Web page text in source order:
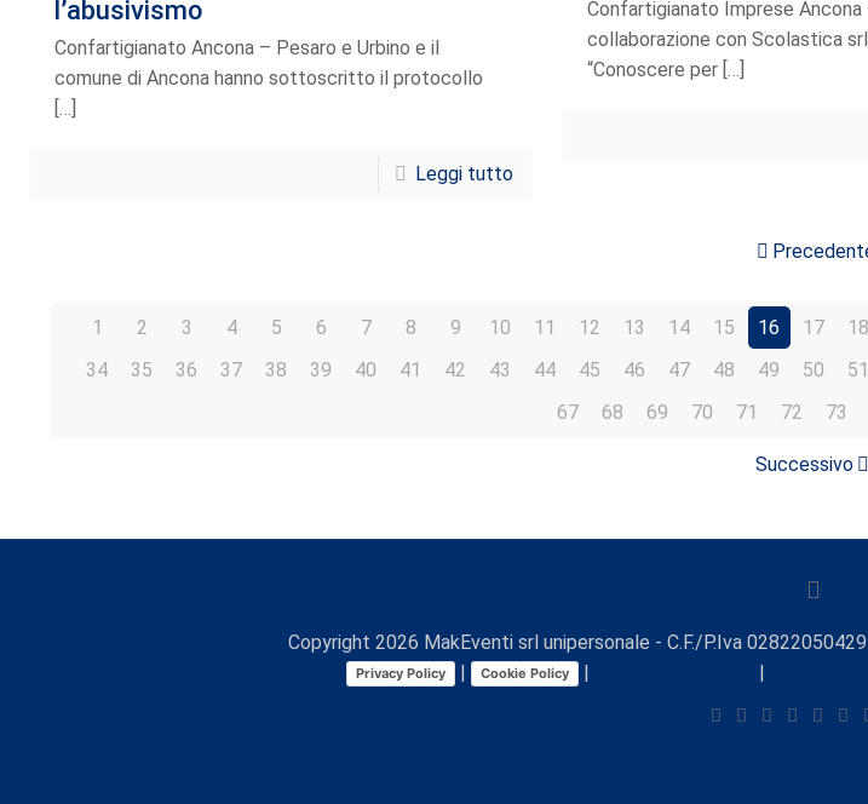
l’abusivismo
Confartigianato Ancona – Pesaro e Urbino e il
comune di Ancona hanno sottoscritto il protocollo
[…]
Leggi tutto
Confartigianato Imprese Ancona
collaborazione con Scolastica
“Conoscere per […]
1 2 3 4 5 6 7 8 9 10 11 12 13 14 15 16 17 18
34
35 36 37 38 39 40 41 42 43 44 45 46 47 48 49 50 51
67
68 69 70 71 72 73
Successivo
Copyright 2026 MakEventi srl unipersonale - C.F./P.Iva
Privacy Policy | Cookie Policy | |